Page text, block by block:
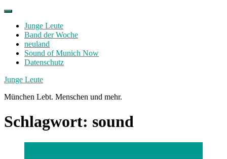
Skip
contentJunge Leute
Band der Woche
neuland
Sound of Munich Now
Datenschutz
Facebook
Twitter
Instagram
Junge Leute
München Lebt. Menschen und mehr.
Schlagwort: sound